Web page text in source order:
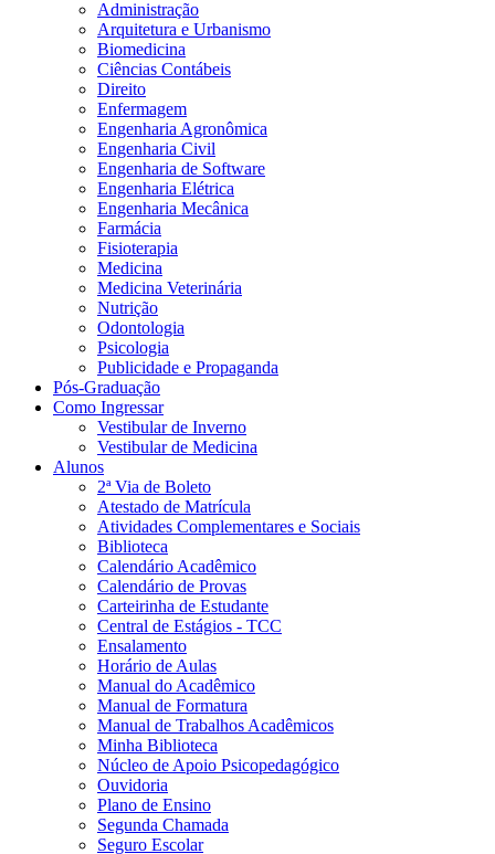
Administração
Arquitetura e Urbanismo
Biomedicina
Ciências Contábeis
Direito
Enfermagem
Engenharia Agronômica
Engenharia Civil
Engenharia de Software
Engenharia Elétrica
Engenharia Mecânica
Farmácia
Fisioterapia
Medicina
Medicina Veterinária
Nutrição
Odontologia
Psicologia
Publicidade e Propaganda
Pós-Graduação
Como Ingressar
Vestibular de Inverno
Vestibular de Medicina
Alunos
2ª Via de Boleto
Atestado de Matrícula
Atividades Complementares e Sociais
Biblioteca
Calendário Acadêmico
Calendário de Provas
Carteirinha de Estudante
Central de Estágios - TCC
Ensalamento
Horário de Aulas
Manual do Acadêmico
Manual de Formatura
Manual de Trabalhos Acadêmicos
Minha Biblioteca
Núcleo de Apoio Psicopedagógico
Ouvidoria
Plano de Ensino
Segunda Chamada
Seguro Escolar